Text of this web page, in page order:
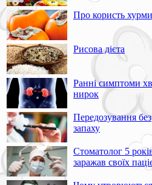
Про користь хурми
Рисова дієта
Ранні симптоми
нирок
Передозування без
запаху
Стоматолог 5
заражав своїх